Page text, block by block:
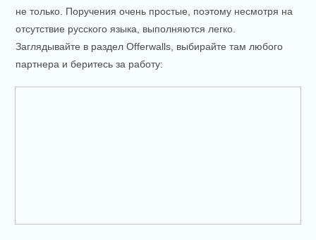
не только. Поручения очень простые, поэтому несмотря на
отсутствие русского языка, выполняются легко.
Заглядывайте в раздел Offerwalls, выбирайте там любого
партнера и беритесь за работу: